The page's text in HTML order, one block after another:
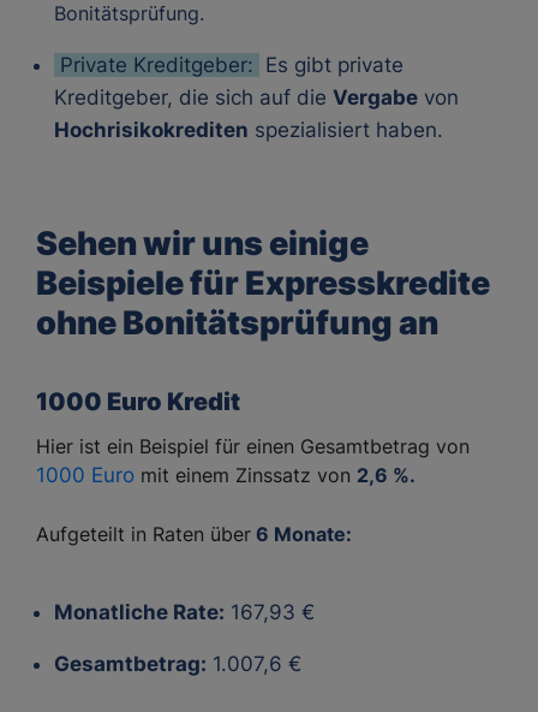
Bonitätsprüfung.
Private Kreditgeber: Es gibt private
Kreditgeber, die sich auf die Vergabe von
Hochrisikokrediten spezialisiert haben.
Sehen wir uns einige
Beispiele für Expresskredite
ohne Bonitätsprüfung an
1000 Euro Kredit
Hier ist ein Beispiel für einen Gesamtbetrag von
1000 Euro mit einem Zinssatz von 2,6 %.
Aufgeteilt in Raten über 6 Monate:
Monatliche Rate: 167,93 €
Gesamtbetrag: 1.007,6 €